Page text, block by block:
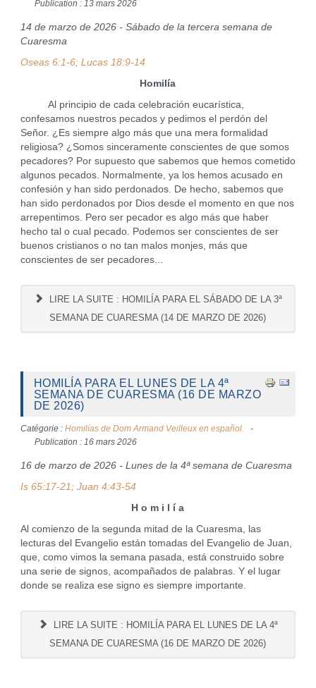
Publication : 13 mars 2026
14 de marzo de 2026 - Sábado de la tercera semana de
Cuaresma
Oseas 6:1-6; Lucas 18:9-14
Homilía
Al principio de cada celebración eucarística,
confesamos nuestros pecados y pedimos el perdón del
Señor. ¿Es siempre algo más que una mera formalidad
religiosa? ¿Somos sinceramente conscientes de que somos
pecadores? Por supuesto que sabemos que hemos cometido
algunos pecados. Normalmente, ya los hemos acusado en
confesión y han sido perdonados. De hecho, sabemos que
han sido perdonados por Dios desde el momento en que nos
arrepentimos. Pero ser pecador es algo más que haber
hecho tal o cual pecado. Podemos ser conscientes de ser
buenos cristianos o no tan malos monjes, más que
conscientes de ser pecadores...
LIRE LA SUITE : HOMILÍA PARA EL SÁBADO DE LA 3ª
SEMANA DE CUARESMA (14 DE MARZO DE 2026)
HOMILÍA PARA EL LUNES DE LA 4ª
SEMANA DE CUARESMA (16 DE MARZO
DE 2026)
Catégorie : Homilías de Dom Armand Veilleux en español.
Publication : 16 mars 2026
16 de marzo de 2026 - Lunes de la 4ª semana de Cuaresma
Is 65:17-21; Juan 4:43-54
H o m i l í a
Al comienzo de la segunda mitad de la Cuaresma, las
lecturas del Evangelio están tomadas del Evangelio de Juan,
que, como vimos la semana pasada, está construido sobre
una serie de signos, acompañados de palabras. Y el lugar
donde se realiza ese signo es siempre importante.
LIRE LA SUITE : HOMILÍA PARA EL LUNES DE LA 4ª
SEMANA DE CUARESMA (16 DE MARZO DE 2026)